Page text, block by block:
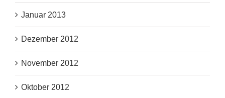
Januar 2013
Dezember 2012
November 2012
Oktober 2012